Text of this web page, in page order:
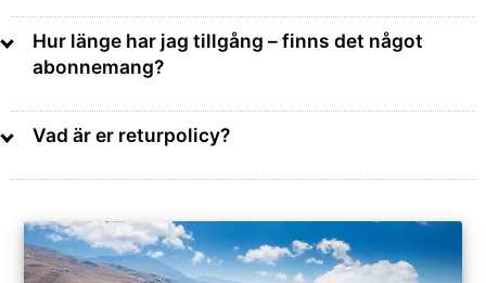
Hur länge har jag tillgång – finns det något
abonnemang?
Vad är er returpolicy?